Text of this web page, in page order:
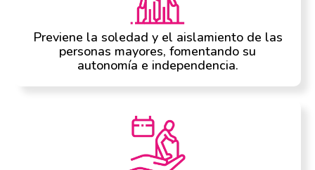
Previene la soledad y el aislamiento de las
personas mayores, fomentando su
autonomía e independencia.